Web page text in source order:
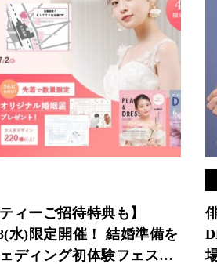
ィーご招待特典も】
水)限定開催！ 結婚準備を
ディング初体験フェス開